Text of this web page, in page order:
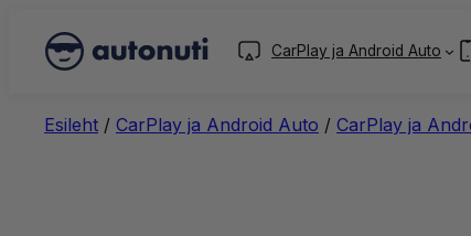
CarPlay ja Android Auto
Esileht / CarPlay ja Android Auto / CarPlay ja